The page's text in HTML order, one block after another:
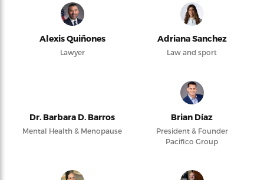
Alexis Quiñones
Lawyer
Adriana Sanchez
Law and sport
Dr. Barbara D. Barros
Mental Health & Menopause
Brian Díaz
President & Founder
Pacifico Group